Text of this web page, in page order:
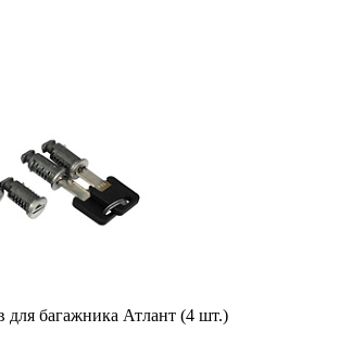
для багажника Атлант (4 шт.)